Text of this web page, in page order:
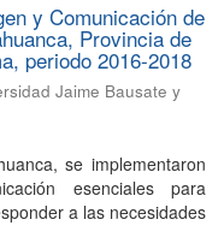
y Comunicación de
Provincia de
periodo 2016-2018
Jaime Bausate y
se implementaron
esenciales para
a las necesidades